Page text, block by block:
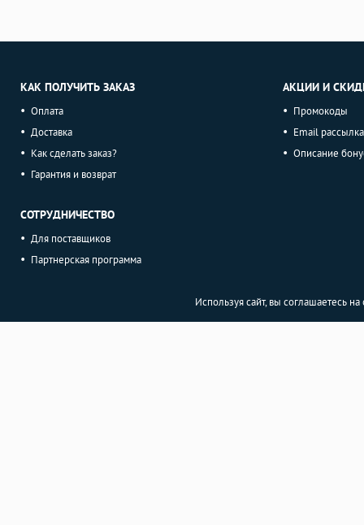
КАК ПОЛУЧИТЬ ЗАКАЗ
Оплата
Доставка
Как сделать заказ?
Гарантия и возврат
СОТРУДНИЧЕСТВО
Для поставщиков
Партнерская программа
АКЦИИ И
Промокоды
Email рассылка
Описание
Используя сайт, вы соглашаетесь